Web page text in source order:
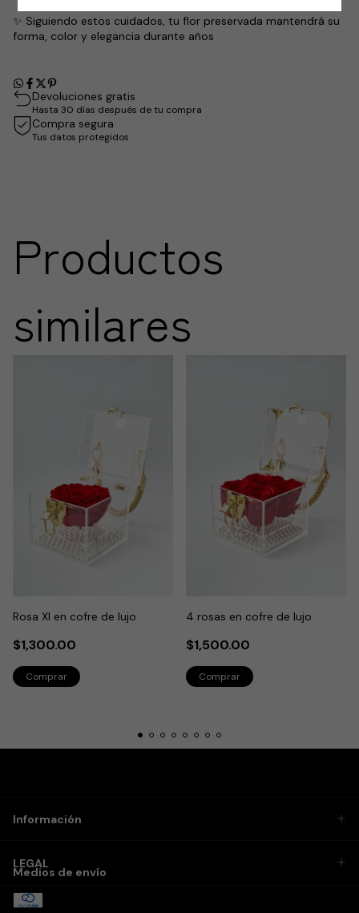
✨ Siguiendo estos cuidados, tu flor preservada mantendrá su
forma, color y elegancia durante años
Devoluciones gratis
Hasta 30 días después de tu compra
Compra segura
Tus datos protegidos
Productos
similares
Rosa Xl en cofre de lujo
$1,300.00
4 rosas en cofre de lujo
$1,500.00
Información
LEGAL
Medios de envío